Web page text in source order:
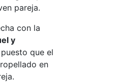
pareja.
con la
y
que el
en